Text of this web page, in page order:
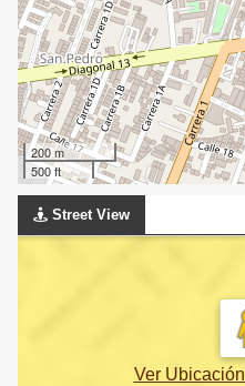
200 m
500 ft
Street View
Ver Ubicación